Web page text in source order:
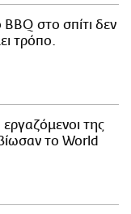
στο σπίτι δεν
τρόπο.
της
το World